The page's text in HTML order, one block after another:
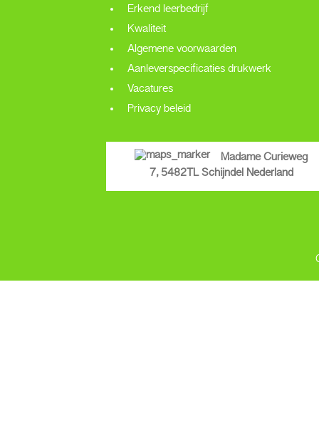
Erkend leerbedrijf
Kwaliteit
Algemene voorwaarden
Aanleverspecificaties drukwerk
Vacatures
Privacy beleid
Madame Curieweg
7, 5482TL Schijndel Nederland